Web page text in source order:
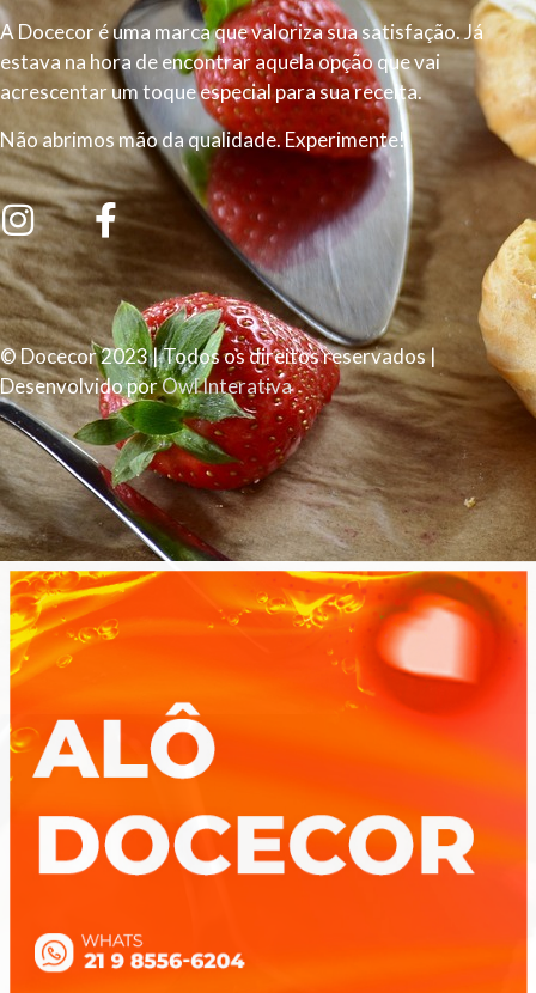
A Docecor é uma marca que valoriza sua satisfação. Já
estava na hora de encontrar aquela opção que vai
acrescentar um toque especial para sua receita.
Não abrimos mão da qualidade. Experimente!
© Docecor 2023 | Todos os direitos reservados |
Desenvolvido porOwl Interativa